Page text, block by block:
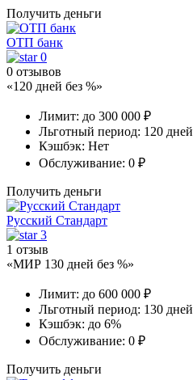
Получить деньги
ОТП банк
0
0 отзывов
«120 дней без %»
Лимит: до 300 000 ₽
Льготный период: 120 дней
Кэшбэк: Нет
Обслуживание: 0 ₽
Получить деньги
Русский Стандарт
3
1 отзыв
«МИР 130 дней без %»
Лимит: до 600 000 ₽
Льготный период: 130 дней
Кэшбэк: до 6%
Обслуживание: 0 ₽
Получить деньги